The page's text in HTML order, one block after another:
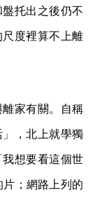
托出之後仍不
度裡算不上離
家有關。自稱
，北上就學獨
想要看這個世
片；網路上列的